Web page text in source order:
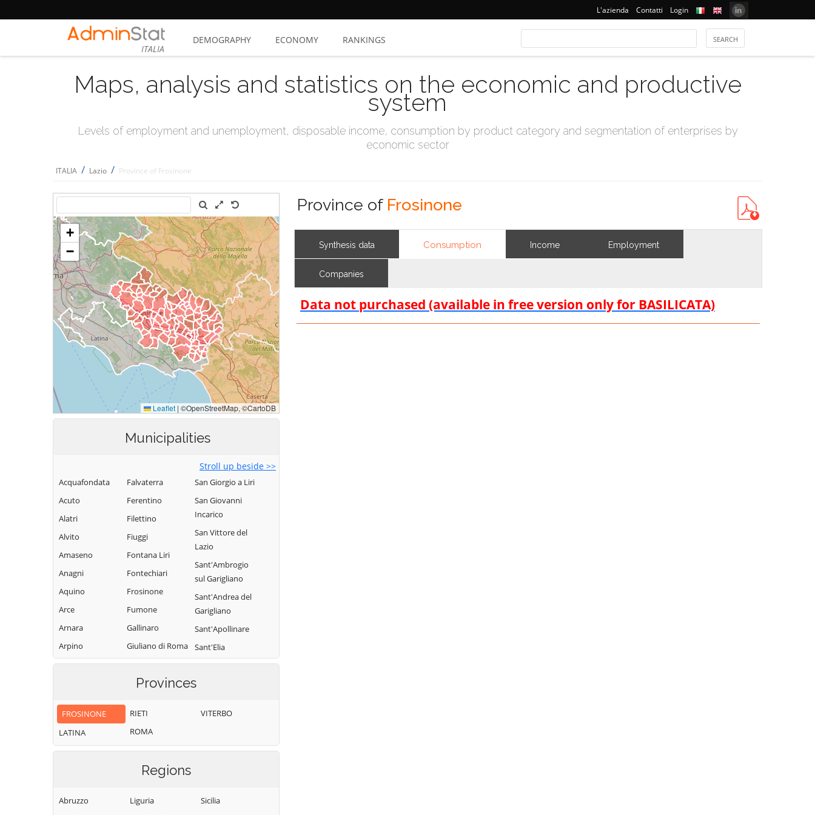
L'azienda Contatti Login
ITALIA
DEMOGRAPHY ECONOMY RANKINGS
Maps, analysis and statistics on the economic and productive
system
Levels of employment and unemployment, disposable income, consumption by product category and segmentation of enterprises by
economic sector
ITALIA / Lazio / Province of Frosinone
Municipalities
Stroll up beside >>
Acquafondata
Acuto
Alatri
Alvito
Amaseno
Anagni
Aquino
Arce
Arnara
Arpino
Atina
Castello
Boville Ernica
Broccostella
Casalattico
Falvaterra
Ferentino
Filettino
Fiuggi
Fontana Liri
Fontechiari
Frosinone
Fumone
Gallinaro
Giuliano di Roma
Guarcino
Isola del Liri
Giovanni
Campano
Morolo
Paliano
Patrica
San Giorgio a Liri
San Giovanni
Incarico
San Vittore del
Lazio
Sant'Ambrogio
sul Garigliano
Sant'Andrea del
Garigliano
Sant'Apollinare
Sant'Elia
Fiumerapido
Santopadre
Settefrati
Sora
Terelle
Provinces
FROSINONE
LATINA
RIETI
ROMA
VITERBO
Regions
Abruzzo
Liguria
Sicilia
Province of Frosinone
Synthesis data Consumption Income Employment
Companies
Data not purchased (available in free version only for BASILICATA)